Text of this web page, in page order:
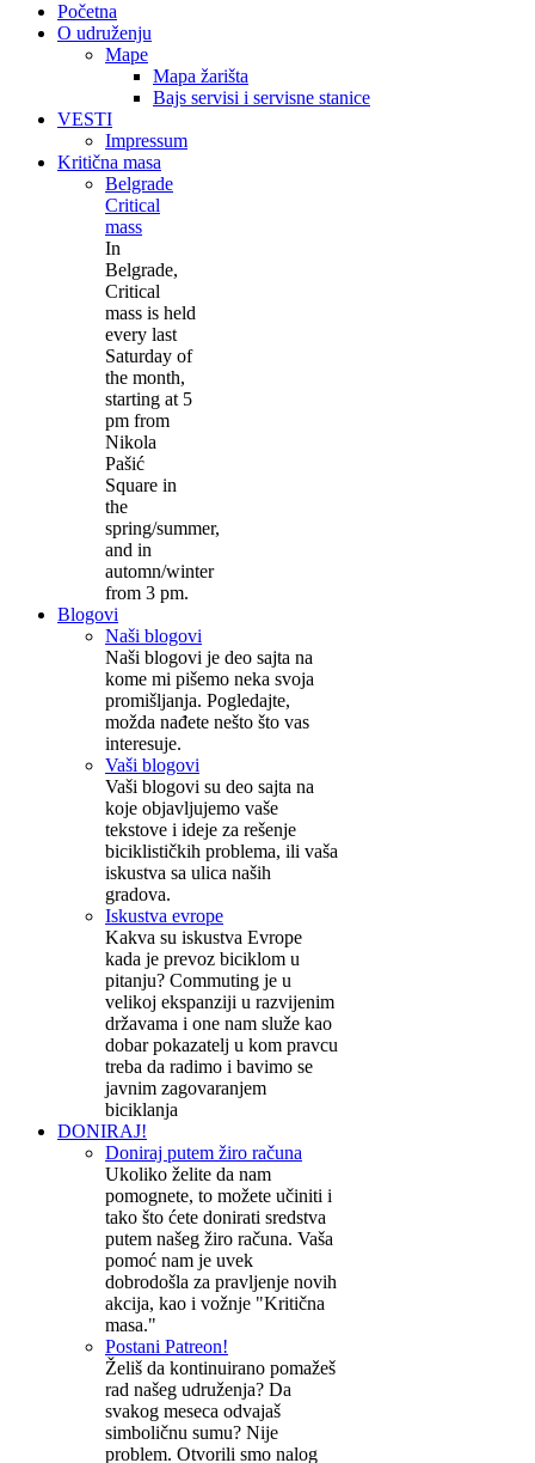
Početna
O udruženju
Mape
Mapa žarišta
Bajs servisi i servisne stanice
VESTI
Impressum
Kritična masa
Belgrade
Critical
mass
In
Belgrade,
Critical
mass is held
every last
Saturday of
the month,
starting at 5
pm from
Nikola
Pašić
Square in
the
spring/summer,
and in
automn/winter
from 3 pm.
Blogovi
Naši blogovi
Naši blogovi je deo sajta na
kome mi pišemo neka svoja
promišljanja. Pogledajte,
možda nađete nešto što vas
interesuje.
Vaši blogovi
Vaši blogovi su deo sajta na
koje objavljujemo vaše
tekstove i ideje za rešenje
biciklističkih problema, ili vaša
iskustva sa ulica naših
gradova.
Iskustva evrope
Kakva su iskustva Evrope
kada je prevoz biciklom u
pitanju? Commuting je u
velikoj ekspanziji u razvijenim
državama i one nam služe kao
dobar pokazatelj u kom pravcu
treba da radimo i bavimo se
javnim zagovaranjem
biciklanja
DONIRAJ!
Doniraj putem žiro računa
Ukoliko želite da nam
pomognete, to možete učiniti i
tako što ćete donirati sredstva
putem našeg žiro računa. Vaša
pomoć nam je uvek
dobrodošla za pravljenje novih
akcija, kao i vožnje "Kritična
masa."
Postani Patreon!
Želiš da kontinuirano pomažeš
rad našeg udruženja? Da
svakog meseca odvajaš
simboličnu sumu? Nije
problem. Otvorili smo nalog